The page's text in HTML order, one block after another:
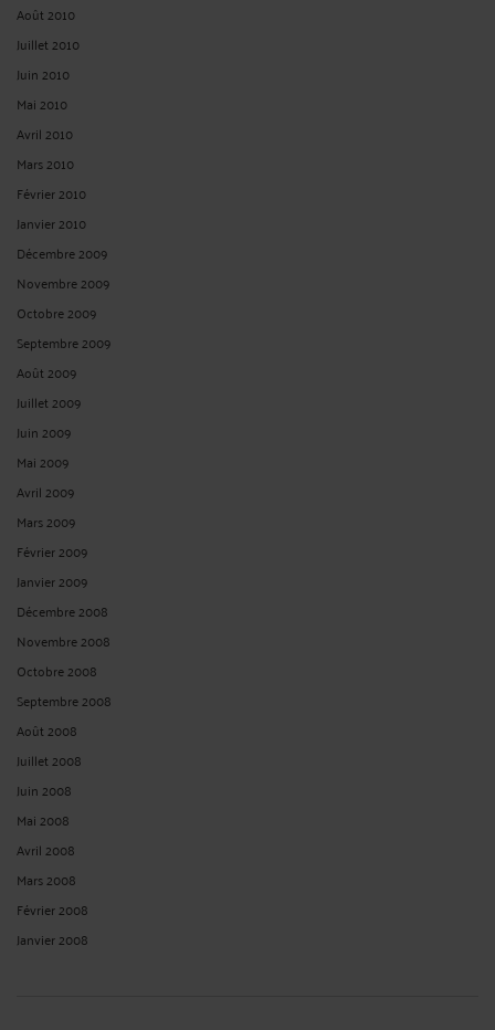
Août 2010
Juillet 2010
Juin 2010
Mai 2010
Avril 2010
Mars 2010
Février 2010
Janvier 2010
Décembre 2009
Novembre 2009
Octobre 2009
Septembre 2009
Août 2009
Juillet 2009
Juin 2009
Mai 2009
Avril 2009
Mars 2009
Février 2009
Janvier 2009
Décembre 2008
Novembre 2008
Octobre 2008
Septembre 2008
Août 2008
Juillet 2008
Juin 2008
Mai 2008
Avril 2008
Mars 2008
Février 2008
Janvier 2008